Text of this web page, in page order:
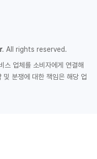
. All rights reserved.
스 업체를 소비자에게 연결해
및 분쟁에 대한 책임은 해당 업